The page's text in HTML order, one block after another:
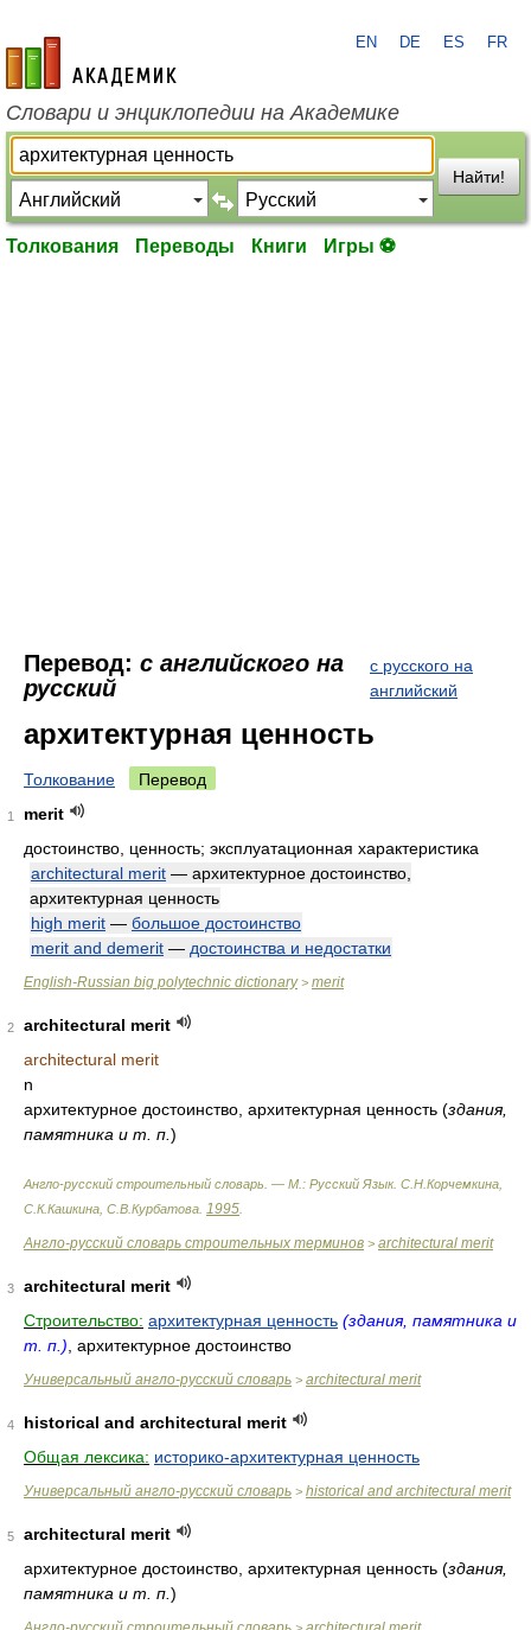
academic.ru
EN DE ES FR
Словари и энциклопедии на Академике
Найти!
Толкования Переводы Книги Игры ⚽
Перевод: с английского на
русский
с русского на
английский
архитектурная ценность
Толкование Перевод
1
merit
достоинство, ценность; эксплуатационная характеристика
architectural merit — архитектурное достоинство,
архитектурная ценность
high merit — большое достоинство
merit and demerit — достоинства и недостатки
English-Russian big polytechnic dictionary> merit
2
architectural merit
architectural merit
n
архитектурное достоинство, архитектурная ценность (здания,
памятника и т. п. )
Англо-русский строительный словарь. — М.: Русский Язык. С.Н.Корчемкина,
С.К.Кашкина, С.В.Курбатова 1995
Англо-русский словарь строительных терминов > architectural merit
3
architectural merit
Строительство: архитектурная ценность (здания, памятника и
т. п.) , архитектурное достоинство
Универсальный англо-русский словарь > architectural merit
4
historical and architectural merit
Общая лексика: историко-архитектурная ценность
Универсальный англо-русский словарь > historical and architectural merit
5
architectural merit
архитектурное достоинство, архитектурная ценность (здания,
памятника и т. п. )